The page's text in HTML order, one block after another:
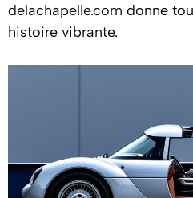
delachapelle.com donne
histoire vibrante.